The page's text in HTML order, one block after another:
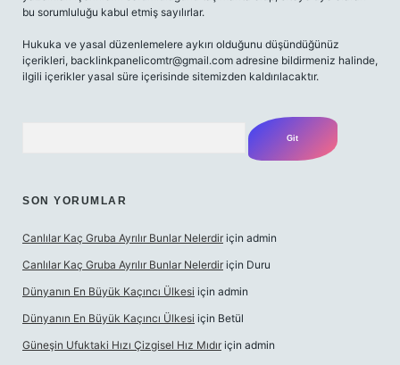
bu sorumluluğu kabul etmiş sayılırlar.
Hukuka ve yasal düzenlemelere aykırı olduğunu düşündüğünüz
içerikleri, backlinkpanelicomtr@gmail.com adresine bildirmeniz halinde,
ilgili içerikler yasal süre içerisinde sitemizden kaldırılacaktır.
SON YORUMLAR
Canlılar Kaç Gruba Ayrılır Bunlar Nelerdir için admin
Canlılar Kaç Gruba Ayrılır Bunlar Nelerdir için Duru
Dünyanın En Büyük Kaçıncı Ülkesi için admin
Dünyanın En Büyük Kaçıncı Ülkesi için Betül
Güneşin Ufuktaki Hızı Çizgisel Hız Mıdır için admin